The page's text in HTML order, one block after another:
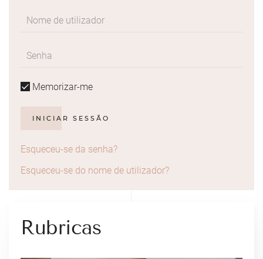
Memorizar-me
INICIAR SESSÃO
Esqueceu-se da senha?
Esqueceu-se do nome de utilizador?
Rubricas